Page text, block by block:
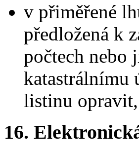
v přiměřené
předložená k
počtech nebo
katastrálnímu
listinu
16.